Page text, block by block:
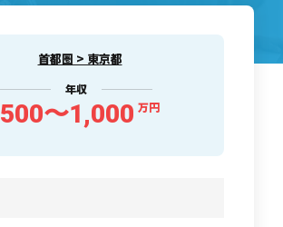
首都圏 > 東京都
年収
500〜1,000 万円